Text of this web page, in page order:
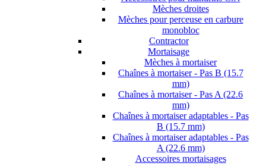
Mèches droites
Mèches pour perceuse en carbure
monobloc
Contractor
Mortaisage
Mèches à mortaiser
Chaînes à mortaiser - Pas B (15.7
mm)
Chaînes à mortaiser - Pas A (22.6
mm)
Chaînes à mortaiser adaptables - Pas
B (15.7 mm)
Chaînes à mortaiser adaptables - Pas
A (22.6 mm)
Accessoires mortaisages